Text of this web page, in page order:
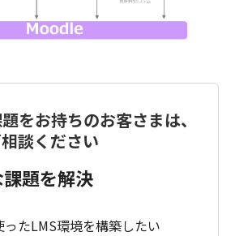
をお持ちのお客さまは、
談ください
題を解決
たLMS環境を構築したい